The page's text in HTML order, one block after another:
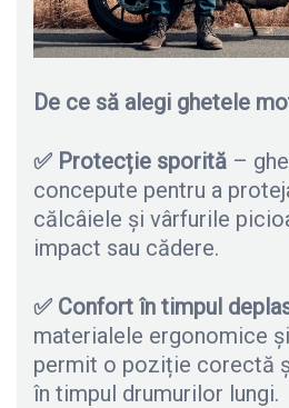
De ce să alegi ghetele
✅ Protecție sporită –
concepute pentru a
călcâiele și vârfurile
impact sau cădere.
✅ Confort în timpul
materialele ergonomice
permit o poziție corectă
în timpul drumurilor lungi.